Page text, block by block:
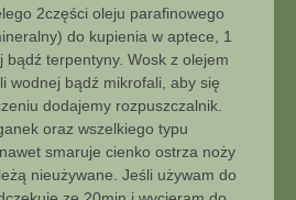
2części oleju parafinowego
do kupienia w aptece, 1
bądź terpentyny. Wosk z olejem
wodnej bądź mikrofali, aby się
dodajemy rozpuszczalnik.
oraz wszelkiego typu
smaruje cienko ostrza noży
nieużywane. Jeśli używam do